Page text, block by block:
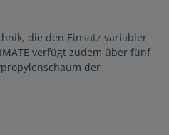
die den Einsatz variabler
verfügt zudem über fünf
der